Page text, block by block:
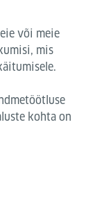
või meie
mis
kohta on